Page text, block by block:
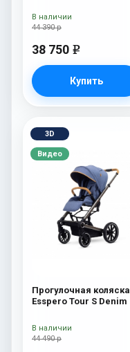
44 390 р
38 750 e
Купить
В наличии
3D
Видео
Прогулочная коляска
Esspero Tour S Denim
44 490 р
В наличии